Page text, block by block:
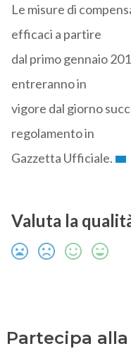
Le misure di
efficaci a partire
dal primo gennaio
entreranno in
vigore dal giorno
regolamento in
Gazzetta Ufficiale.
Valuta la
Partecipa